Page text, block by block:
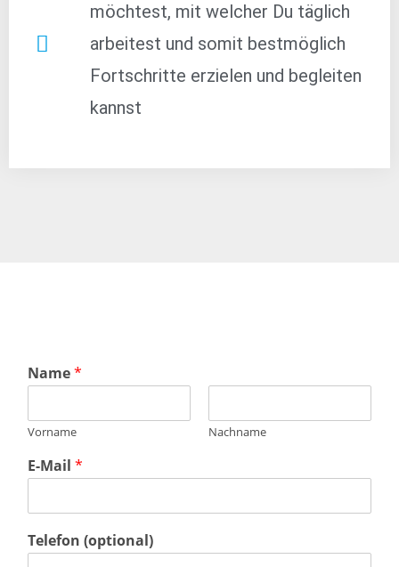
möchtest, mit welcher Du täglich
arbeitest und somit bestmöglich
Fortschritte erzielen und begleiten
kannst
Name*
Vorname Nachname
E-Mail *
Telefon (optional)